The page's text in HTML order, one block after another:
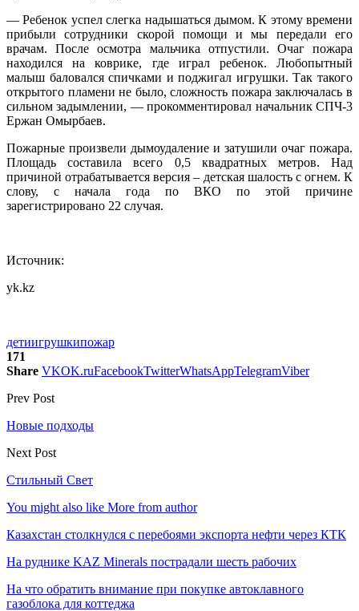
— Ребенок успел слегка надышаться дымом. К этому времени
прибыли сотрудники скорой помощи и мы передали его
врачам. После осмотра мальчика отпустили. Очаг пожара
находился на коврике, где играл ребенок. Любопытный
малыш баловался спичками и поджигал игрушки. Так такого
открытого пламени не было, сложность пожара заключалась в
сильном задымлении, — прокомментировал начальник СПЧ-3
Ержан Омырбаев.
Пожарные произвели дымоудаление и затушили очаг пожара.
Площадь составила всего 0,5 квадратных метров. Над
причиной отрабатывается версия – детская шалость с огнем. К
слову, с начала года по ВКО по этой причине
зарегистрировано 22 случая.
Источник:
yk.kz
детиигрушкипожар
171
Share VKOK.ruFacebookTwitterWhatsAppTelegramViber
Prev Post
Новые подходы
Next Post
Стильный Свет
You might also like More from author
Казахстан столкнулся с перебоями экспорта нефти через КТК
На руднике KAZ Minerals пострадали шесть рабочих
На что обратить внимание при покупке автоклавного
газоблока для коттеджа